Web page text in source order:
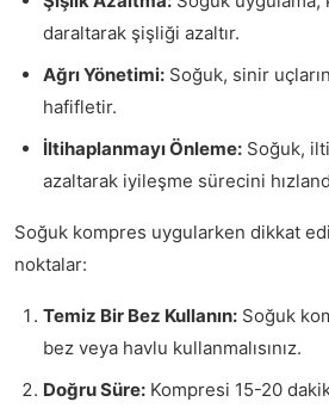
daraltarak şişliği azaltır.
Ağrı Yönetimi: Soğuk, sinir
hafifletir.
İltihaplanmayı Önleme: Soğuk,
azaltarak iyileşme sürecini
Soğuk kompres uygularken dikkat
noktalar:
Temiz Bir Bez Kullanın: Soğuk
bez veya havlu kullanmalısınız.
Doğru Süre: Kompresi 15-20